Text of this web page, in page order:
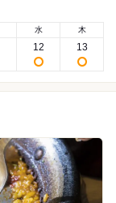
水
12
木
13